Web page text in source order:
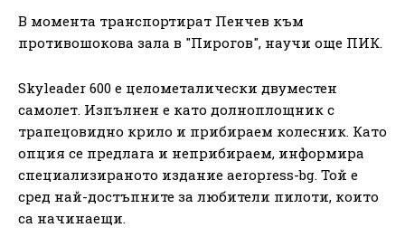
В момента транспортират Пенчев към
противошокова зала в "Пирогов", научи още ПИК.
Skyleader 600 е целометалически двуместен
самолет. Изпълнен е като долноплощник с
трапецовидно крило и прибираем колесник. Като
опция се предлага и неприбираем, информира
специализираното издание aeropress-bg. Той е
сред най-достъпните за любители пилоти, които
са начинаещи.